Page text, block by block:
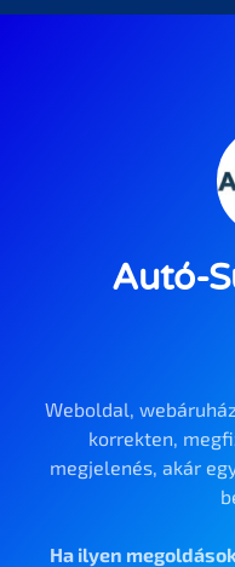
Autó-
Weboldal,
korrekten,
megjelenés, akár
Ha ilyen